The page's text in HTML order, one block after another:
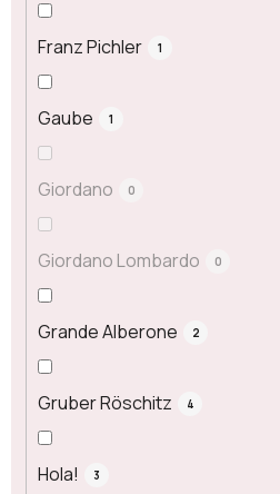
Franz Pichler 1
Gaube 1
Giordano 0
Giordano Lombardo 0
Grande Alberone 2
Gruber Röschitz 4
Hola! 3